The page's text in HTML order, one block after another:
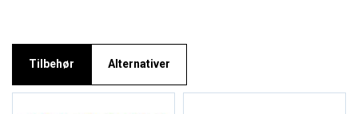
Tilbehør Alternativer